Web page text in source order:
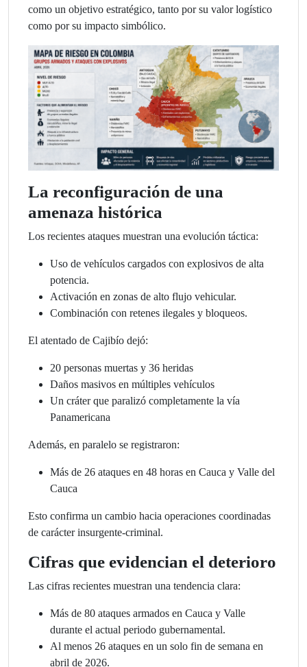
como un objetivo estratégico, tanto por su valor logístico
como por su impacto simbólico.
La reconfiguración de una
amenaza histórica
Los recientes ataques muestran una evolución táctica:
Uso de vehículos cargados con explosivos de alta
potencia.
Activación en zonas de alto flujo vehicular.
Combinación con retenes ilegales y bloqueos.
El atentado de Cajibío dejó:
20 personas muertas y 36 heridas
Daños masivos en múltiples vehículos
Un cráter que paralizó completamente la vía
Panamericana
Además, en paralelo se registraron:
Más de 26 ataques en 48 horas en Cauca y Valle del
Cauca
Esto confirma un cambio hacia operaciones coordinadas
de carácter insurgente-criminal.
Cifras que evidencian el deterioro
Las cifras recientes muestran una tendencia clara:
Más de 80 ataques armados en Cauca y Valle
durante el actual periodo gubernamental.
Al menos 26 ataques en un solo fin de semana en
abril de 2026.